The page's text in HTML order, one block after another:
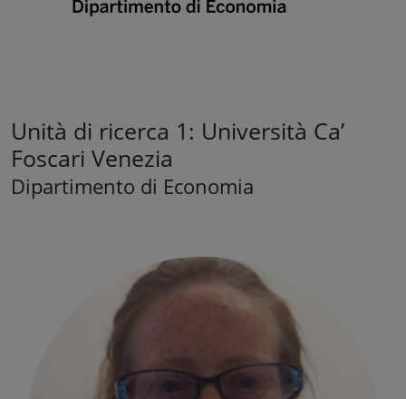
Unità di ricerca 1: Università Ca’
Foscari Venezia
Dipartimento di Economia